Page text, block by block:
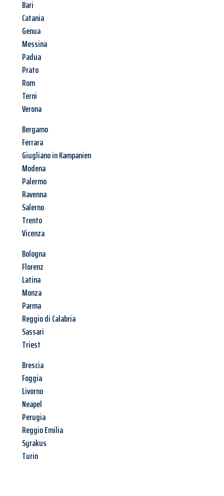
Bari
Catania
Genua
Messina
Padua
Prato
Rom
Terni
Verona
Bergamo
Ferrara
Giugliano in Kampanien
Modena
Palermo
Ravenna
Salerno
Trento
Vicenza
Bologna
Florenz
Latina
Monza
Parma
Reggio di Calabria
Sassari
Triest
Brescia
Foggia
Livorno
Neapel
Perugia
Reggio Emilia
Syrakus
Turin